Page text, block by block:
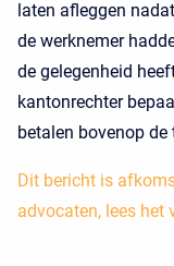
laten afleggen
de werknemer
de gelegenheid
kantonrechter
betalen bovenop
Dit bericht is
advocaten, lees het